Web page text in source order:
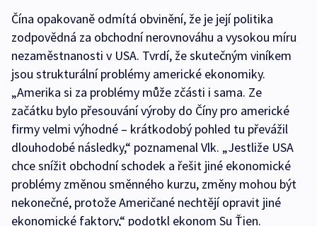
Čína opakovaně odmítá obvinění, že je její politika
zodpovědná za obchodní nerovnováhu a vysokou míru
nezaměstnanosti v USA. Tvrdí, že skutečným viníkem
jsou strukturální problémy americké ekonomiky.
„Amerika si za problémy může zčásti i sama. Ze
začátku bylo přesouvání výroby do Číny pro americké
firmy velmi výhodné – krátkodobý pohled tu převážil
dlouhodobé následky,“ poznamenal Vlk. „Jestliže USA
chce snížit obchodní schodek a řešit jiné ekonomické
problémy změnou směnného kurzu, změny mohou být
nekonečné, protože Američané nechtějí opravit jiné
ekonomické faktory,“ podotkl ekonom Su Ťien.